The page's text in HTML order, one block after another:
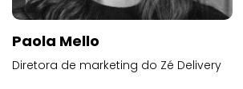
Paola Mello
Diretora de marketing do Zé Delivery